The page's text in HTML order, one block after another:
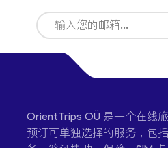
OrientTrips OÜ 是一个在线
预订可单独选择的服务，包